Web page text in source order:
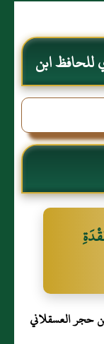
للحافظ ابن
حجر العسقلاني